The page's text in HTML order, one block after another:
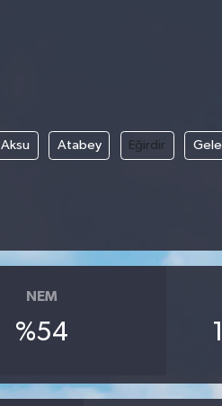
Aksu Atabey Eğirdir
NEM
%54